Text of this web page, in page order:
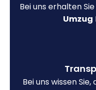
Bei uns erhalten
Umzug
Bei uns wissen Sie,